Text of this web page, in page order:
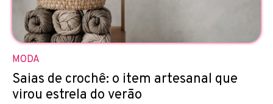
MODA
Saias de crochê: o item artesanal que
virou estrela do verão